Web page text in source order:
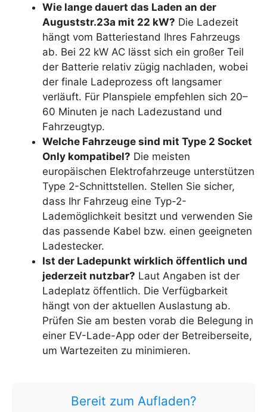
Wie lange dauert das Laden an der
Auguststr.23a mit 22 kW? Die Ladezeit
hängt vom Batteriestand Ihres Fahrzeugs
ab. Bei 22 kW AC lässt sich ein großer Teil
der Batterie relativ zügig nachladen, wobei
der finale Ladeprozess oft langsamer
verläuft. Für Planspiele empfehlen sich 20–
60 Minuten je nach Ladezustand und
Fahrzeugtyp.
Welche Fahrzeuge sind mit Type 2 Socket
Only kompatibel? Die meisten
europäischen Elektrofahrzeuge unterstützen
Type 2-Schnittstellen. Stellen Sie sicher,
dass Ihr Fahrzeug eine Typ-2-
Lademöglichkeit besitzt und verwenden Sie
das passende Kabel bzw. einen geeigneten
Ladestecker.
Ist der Ladepunkt wirklich öffentlich und
jederzeit nutzbar? Laut Angaben ist der
Ladeplatz öffentlich. Die Verfügbarkeit
hängt von der aktuellen Auslastung ab.
Prüfen Sie am besten vorab die Belegung in
einer EV-Lade-App oder der Betreiberseite,
um Wartezeiten zu minimieren.
Bereit zum Aufladen?